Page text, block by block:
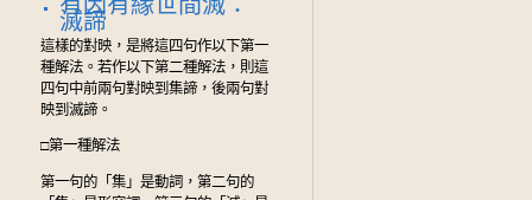
滅諦
這樣的對映，是將這四句作以下第一
種解法。若作以下第二種解法，則這
四句中前兩句對映到集諦，後兩句對
映到滅諦。
□第一種解法
第一句的「集」是動詞，第二句的